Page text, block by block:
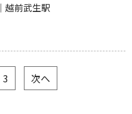
越前武生駅
3 次へ